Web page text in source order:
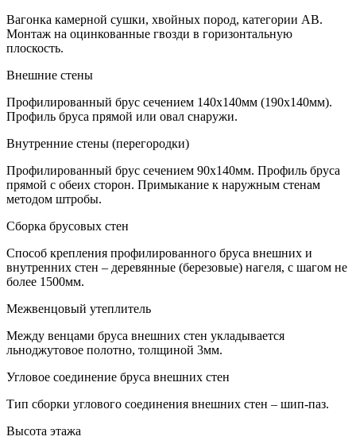
Вагонка камерной сушки, хвойных пород, категории АВ.
Монтаж на оцинкованные гвозди в горизонтальную
плоскость.
Внешние стены
Профилированный брус сечением 140х140мм (190х140мм).
Профиль бруса прямой или овал снаружи.
Внутренние стены (перегородки)
Профилированный брус сечением 90х140мм. Профиль бруса
прямой с обеих сторон. Примыкание к наружным стенам
методом штробы.
Сборка брусовых стен
Способ крепления профилированного бруса внешних и
внутренних стен – деревянные (березовые) нагеля, с шагом не
более 1500мм.
Межвенцовый утеплитель
Между венцами бруса внешних стен укладывается
льноджутовое полотно, толщиной 3мм.
Угловое соединение бруса внешних стен
Тип сборки углового соединения внешних стен – шип-паз.
Высота этажа